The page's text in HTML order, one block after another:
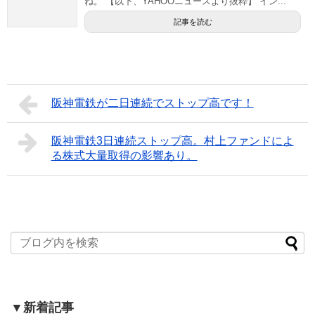
記事を読む
阪神電鉄が二日連続でストップ高です！
阪神電鉄3日連続ストップ高。村上ファンドによ
る株式大量取得の影響あり。
▼新着記事